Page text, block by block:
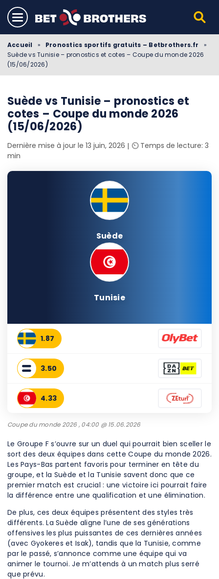
Accueil » Pronostics sportifs gratuits – Betbrothers.fr
»
Suède vs Tunisie – pronostics et cotes – Coupe du monde 2026
(15/06/2026)
Suède vs Tunisie – pronostics et
cotes – Coupe du monde 2026
(15/06/2026)
Dernière mise à jour le 13 juin, 2026
⏲️ Temps de lecture: 3
min
Suède
Tunisie
1.87
3.50
4.33
Coupe du monde 2026 , 04:00 @ 15.06.2026
Le Groupe F s’ouvre sur un duel qui pourrait bien sceller le
sort des deux équipes dans cette Coupe du monde 2026.
Les Pays-Bas partent favoris pour terminer en tête du
groupe, et la Suède et la Tunisie savent donc que ce
premier match est crucial : une victoire ici pourrait faire
la différence entre une qualification et une élimination.
De plus, ces deux équipes présentent des styles très
différents. La Suède aligne l’une de ses générations
offensives les plus puissantes de ces dernières années
(avec Gyokeres et Isak), tandis que la Tunisie, comme
par le passé, s’annonce comme une équipe qui va
animer le tournoi. Je m’attends à un match plus serré
que prévu.